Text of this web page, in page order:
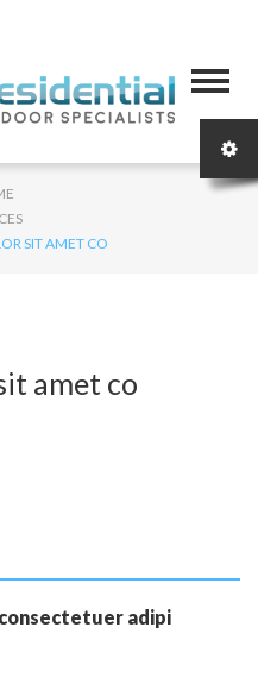
SIT AMET CO
amet co
adipi